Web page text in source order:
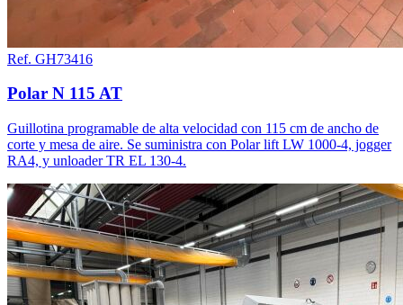
Ref. GH73416
Polar N 115 AT
Guillotina programable de alta velocidad con 115 cm de ancho de
corte y mesa de aire. Se suministra con Polar lift LW 1000-4, jogger
RA4, y unloader TR EL 130-4.